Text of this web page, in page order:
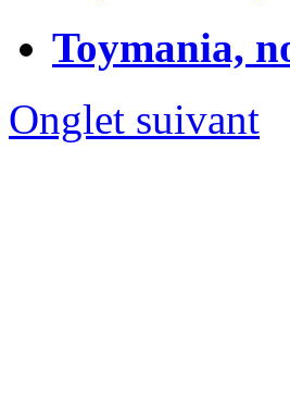
Toymania,
Onglet suivant